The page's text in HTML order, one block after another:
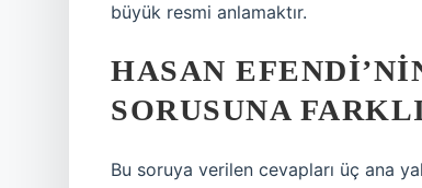
büyük resmi anlamaktır.
HASAN
SORUSUNA
Bu soruya verilen cevapları üç ana